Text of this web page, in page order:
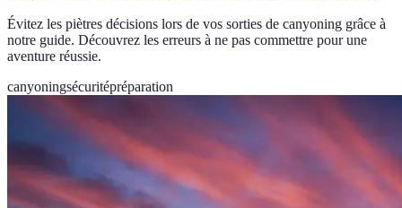
Évitez les piètres décisions lors de vos sorties de canyoning grâce à
notre guide. Découvrez les erreurs à ne pas commettre pour une
aventure réussie.
canyoningsécuritépréparation